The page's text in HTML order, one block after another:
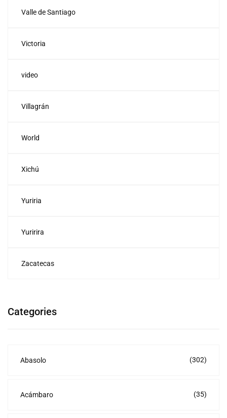
Valle de Santiago
Victoria
video
Villagrán
World
Xichú
Yuriria
Yuririra
Zacatecas
Categories
Abasolo (302)
Acámbaro (35)